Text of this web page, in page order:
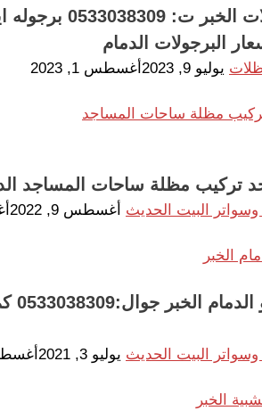
تركيب
البرجولات الدمام
يوليو 9, 2023 أغسطس 1, 2023
تركيب مظلة ساحات المساجد
البيت الحديث أغسطس 9, 2022
البيت الحديث يوليو 3, 2021 أغسطس